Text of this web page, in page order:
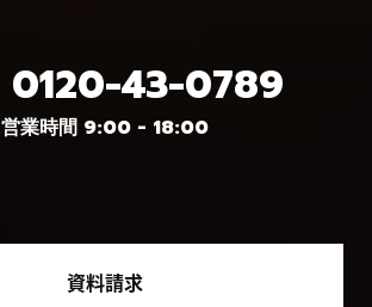
0120-43-0789
営業時間 9:00 - 18:00
資料請求